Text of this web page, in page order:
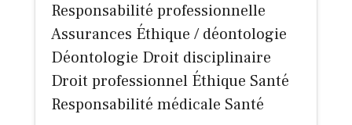
Responsabilité professionnelle
Assurances Éthique / déontologie
Déontologie Droit disciplinaire
Droit professionnel Éthique Santé
Responsabilité médicale Santé